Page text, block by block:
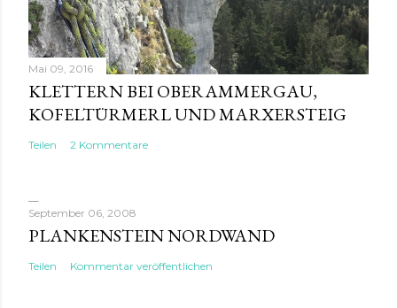
Mai 09, 2016
KLETTERN BEI OBERAMMERGAU,
KOFELTÜRMERL UND MARXERSTEIG
Teilen 2 Kommentare
September 06, 2008
PLANKENSTEIN NORDWAND
Teilen Kommentar veröffentlichen